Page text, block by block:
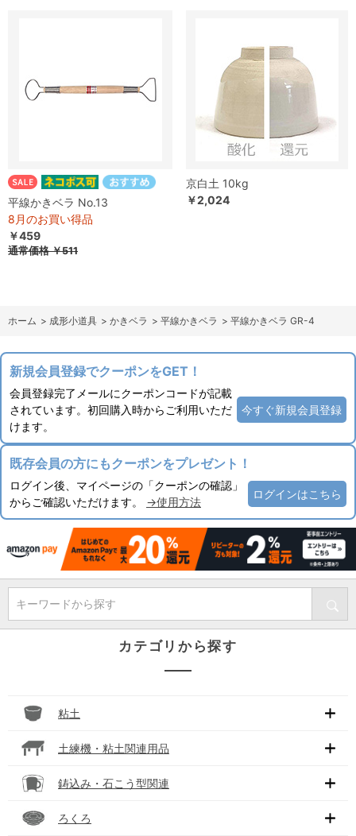
平線かきベラ No.13
8月のお買い得品
￥459
通常価格￥511
京白土 10kg
￥2,024
ホーム > 成形小道具 > かきベラ > 平線かきベラ > 平線かきベラ GR-4
新規会員登録でクーポンをGET！
会員登録完了メールにクーポンコードが記載
されています。初回購入時からご利用いただ
けます。
今すぐ新規会員登録
既存会員の方にもクーポンをプレゼント！
ログイン後、マイページの「クーポンの確認」
からご確認いただけます。 →使用方法
ログインはこちら
キーワードから探す
カテゴリから探す
粘土
土練機・粘土関連用品
鋳込み・石こう型関連
ろくろ